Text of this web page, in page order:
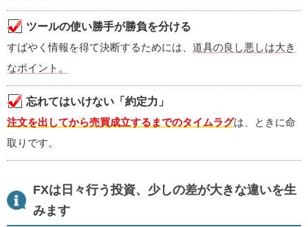
ツールの使い勝手が勝負を分ける
すばやく情報を得て決断するためには、 道具の良し悪しは大き
なポイント。
忘れてはいけない「約定力」
注文を出してから売買成立するまでのタイムラグは、ときに命
取りです。
FXは日々行う投資、少しの差が大きな違いを生
みます